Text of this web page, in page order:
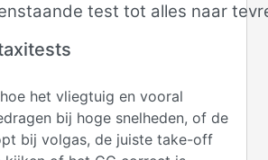
test tot alles naar
het vliegtuig en vooral
bij hoge snelheden, of de
bij volgas, de juiste take-off